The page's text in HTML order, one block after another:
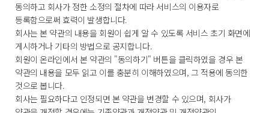
동의하고 회사가 정한 소정의 절차에 따라 서비스의 이용자로
등록함으로써 효력이 발생합니다.
회사는 본 약관의 내용을 회원이 쉽게 알 수 있도록 서비스 초기 화면에
게시하거나 기타의 방법으로 공지합니다.
회원이 온라인에서 본 약관의 "동의하기" 버튼을 클릭하였을 경우 본
약관의 내용을 모두 읽고 이를 충분히 이해하였으며, 그 적용에 동의한
것으로 봅니다.
회사는 필요하다고 인정되면 본 약관을 변경할 수 있으며, 회사가